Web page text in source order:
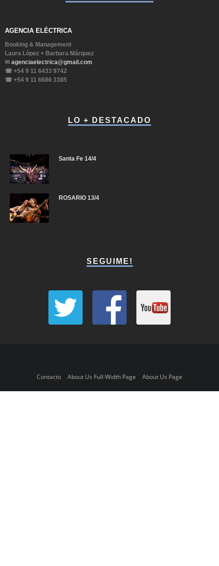
AGENCIA ELÉCTRICA
Booking & Management
Laura López + Barbara Márquez
✉ agenciaelectrica@gmail.com
☎ +54 9 11 6433 9742
☎ +54 9 11 6686 3385
LO + DESTACADO
Santa Fe 14/4
ROSARIO 13/4
SEGUIME!
Contacto About Us Full-Width Page About Us Page